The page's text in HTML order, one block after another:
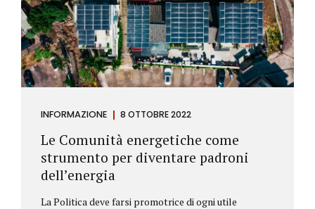
INFORMAZIONE 8 OTTOBRE 2022
Le Comunità energetiche come
strumento per diventare padroni
dell’energia
La Politica deve farsi promotrice di ogni utile